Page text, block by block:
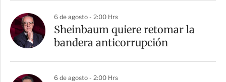
6 de agosto - 2:00 Hrs
Sheinbaum quiere retomar la
bandera anticorrupción
6 de agosto - 2:00 Hrs